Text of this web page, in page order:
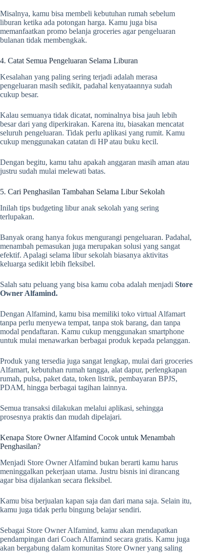
Misalnya, kamu bisa membeli kebutuhan rumah sebelum
liburan ketika ada potongan harga. Kamu juga bisa
memanfaatkan promo belanja groceries agar pengeluaran
bulanan tidak membengkak.
4. Catat Semua Pengeluaran Selama Liburan
Kesalahan yang paling sering terjadi adalah merasa
pengeluaran masih sedikit, padahal kenyataannya sudah
cukup besar.
Kalau semuanya tidak dicatat, nominalnya bisa jauh lebih
besar dari yang diperkirakan. Karena itu, biasakan mencatat
seluruh pengeluaran. Tidak perlu aplikasi yang rumit. Kamu
cukup menggunakan catatan di HP atau buku kecil.
Dengan begitu, kamu tahu apakah anggaran masih aman atau
justru sudah mulai melewati batas.
5. Cari Penghasilan Tambahan Selama Libur Sekolah
Inilah tips budgeting libur anak sekolah yang sering
terlupakan.
Banyak orang hanya fokus mengurangi pengeluaran. Padahal,
menambah pemasukan juga merupakan solusi yang sangat
efektif. Apalagi selama libur sekolah biasanya aktivitas
keluarga sedikit lebih fleksibel.
Salah satu peluang yang bisa kamu coba adalah menjadi Store
Owner Alfamind.
Dengan Alfamind, kamu bisa memiliki toko virtual Alfamart
tanpa perlu menyewa tempat, tanpa stok barang, dan tanpa
modal pendaftaran. Kamu cukup menggunakan smartphone
untuk mulai menawarkan berbagai produk kepada pelanggan.
Produk yang tersedia juga sangat lengkap, mulai dari groceries
Alfamart, kebutuhan rumah tangga, alat dapur, perlengkapan
rumah, pulsa, paket data, token listrik, pembayaran BPJS,
PDAM, hingga berbagai tagihan lainnya.
Semua transaksi dilakukan melalui aplikasi, sehingga
prosesnya praktis dan mudah dipelajari.
Kenapa Store Owner Alfamind Cocok untuk Menambah
Penghasilan?
Menjadi Store Owner Alfamind bukan berarti kamu harus
meninggalkan pekerjaan utama. Justru bisnis ini dirancang
agar bisa dijalankan secara fleksibel.
Kamu bisa berjualan kapan saja dan dari mana saja. Selain itu,
kamu juga tidak perlu bingung belajar sendiri.
Sebagai Store Owner Alfamind, kamu akan mendapatkan
pendampingan dari Coach Alfamind secara gratis. Kamu juga
akan bergabung dalam komunitas Store Owner yang saling